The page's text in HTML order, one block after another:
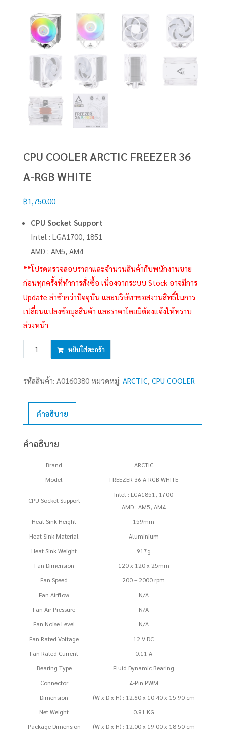
CPU COOLER ARCTIC FREEZER 36
A-RGB WHITE
฿1,750.00
CPU Socket Support
Intel : LGA1700, 1851
AMD : AM5, AM4
**โปรดตรวจสอบราคาและจำนวนสินค้ากับพนักงานขาย
ก่อนทุกครั้งที่ทำการสั่งซื้อ เนื่องจากระบบ Stock อาจมีการ
Update ล่าช้ากว่าปัจจุบัน และบริษัทฯขอสงวนสิทธิ์ในการ
เปลี่ยนแปลงข้อมูลสินค้า และราคาโดยมิต้องแจ้งให้ทราบ
ล่วงหน้า
จำนวน
CPU
ARCTIC
WHITE
หยิบใส่ตะกร้า
รหัสสินค้า:A0160380 หมวดหมู่:ARCTIC,CPU COOLER
คำอธิบาย
คำอธิบาย
Brand
ARCTIC
Model
FREEZER 36 A-RGB WHITE
CPU Socket Support
Intel : LGA1851, 1700
AMD : AM5, AM4
Heat Sink Height
159mm
Heat Sink Material
Aluminium
Heat Sink Weight
917g
Fan Dimension
120 x 120 x 25mm
Fan Speed
200 – 2000 rpm
Fan Airflow
N/A
Fan Air Pressure
N/A
Fan Noise Level
N/A
Fan Rated Voltage
12 V DC
Fan Rated Current
0.11 A
Bearing Type
Fluid Dynamic Bearing
Connector
4-Pin PWM
Dimension
(W x D x H) : 12.60 x 10.40 x 15.90 cm
Net Weight
0.91 KG
Package Dimension
(W x D x H) : 12.00 x 19.00 x 18.50 cm